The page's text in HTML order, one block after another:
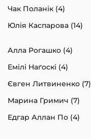
Чак Поланік (4)
Юлія Каспарова (14)
Алла Рогашко (4)
Емілі Наґоскі (4)
Євген Литвиненко (7)
Марина Гримич (7)
Едгар Аллан По (4)